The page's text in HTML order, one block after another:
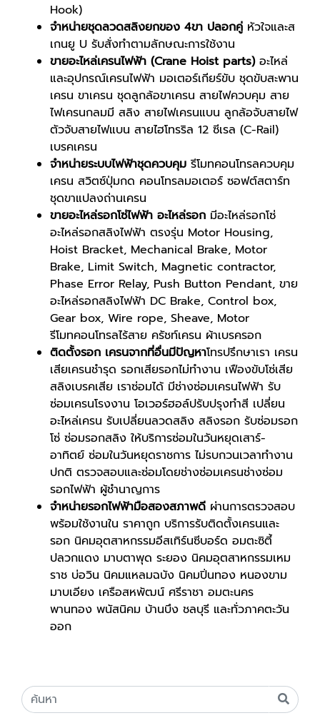
Hook)
จำหน่ายชุดลวดสลิงยกของ 4ขา ปลอกคู่ หัวใจและส
เกนยู U รับสั่งทำตามลักษณะการใช้งาน
ขายอะไหล่เครนไฟฟ้า (Crane Hoist parts)อะไหล่
และอุปกรณ์เครนไฟฟ้า มอเตอร์เกียร์ขับ ชุดขับสะพาน
เครน ขาเครน ชุดลูกล้อขาเครน สายไฟควบคุม สาย
ไฟเครนกลมมี สลิง สายไฟเครนแบน ลูกล้อจับสายไฟ
ตัวจับสายไฟแบน สายไฮโทรริล 12 ซีเรล (C-Rail)
เบรคเครน
จำหน่ายระบบไฟฟ้าชุดควบคุม รีโมทคอนโทรลควบคุม
เครน สวิตซ์ปุ่มกด คอนโทรลมอเตอร์ ซอฟต์สตาร์ท
ชุดขาแปลงถ่านเครน
ขายอะไหล่รอกโซ่ไฟฟ้า อะไหล่รอก มีอะไหล่รอกโซ่
อะไหล่รอกสลิงไฟฟ้า ตรงรุ่น Motor Housing,
Hoist Bracket, Mechanical Brake, Motor
Brake, Limit Switch, Magnetic contractor,
Phase Error Relay, Push Button Pendant, ขาย
อะไหล่รอกสลิงไฟฟ้า DC Brake, Control box,
Gear box, Wire rope, Sheave, Motor
รีโมทคอนโทรลไร้สาย ครัชท์เครน ผ้าเบรครอก
ติดตั้งรอก เครนจากที่อื่นมีปัญหาโทรปรึกษาเรา เครน
เสียเครนชำรุด รอกเสียรอกไม่ทำงาน เฟืองขับโซ่เสีย
สลิงเบรคเสีย เราซ่อมได้ มีช่างซ่อมเครนไฟฟ้า รับ
ซ่อมเครนโรงงาน โอเวอร์ฮอล์ปรับปรุงทำสี เปลี่ยน
อะไหล่เครน รับเปลี่ยนลวดสลิง สลิงรอก รับซ่อมรอก
โซ่ ซ่อมรอกสลิง ให้บริการซ่อมในวันหยุดเสาร์-
อาทิตย์ ซ่อมในวันหยุดราชการ ไม่รบกวนเวลาทำงาน
ปกติ ตรวจสอบและซ่อมโดยช่างซ่อมเครนช่างซ่อม
รอกไฟฟ้า ผู้ชำนาญการ
จำหน่ายรอกไฟฟ้ามือสองสภาพดี ผ่านการตรวจสอบ
พร้อมใช้งานใน ราคาถูก บริการรับติดตั้งเครนและ
รอก นิคมอุตสาหกรรมอีสเทิร์นซีบอร์ด อมตะซิตี้
ปลวกแดง มาบตาพุด ระยอง นิคมอุตสาหกรรมเหม
ราช บ่อวิน นิคมแหลมฉบัง นิคมปิ่นทอง หนองขาม
มาบเอียง เครือสหพัฒน์ ศรีราชา อมตะนคร
พานทอง พนัสนิคม บ้านบึง ชลบุรี และทั่วภาคตะวัน
ออก